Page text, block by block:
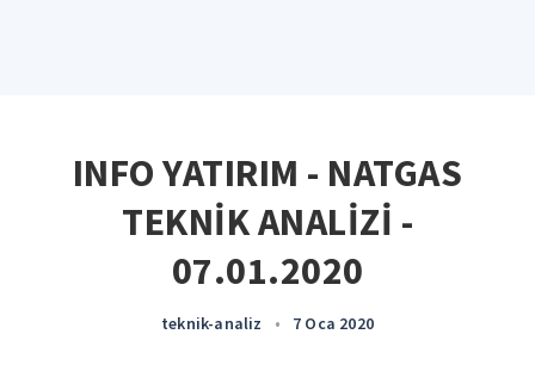
INFO YATIRIM - NATGAS
TEKNİK ANALİZİ -
07.01.2020
teknik-analiz • 7 Oca 2020